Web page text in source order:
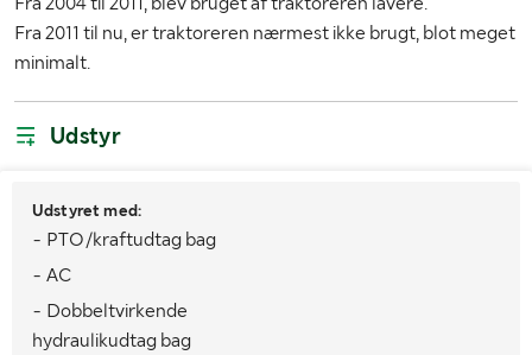
Brændstof Diesel
Type hydraulikolie
Mål bagdæk
Køretøjsstatus
Kørselsforbud
Fra 2011 til nu, er traktoreren nærmest ikke brugt, blot meget
minimalt.
Udstyr
Udstyret med:
- PTO/kraftudtag bag
- AC
- Dobbeltvirkende
hydraulikudtag bag